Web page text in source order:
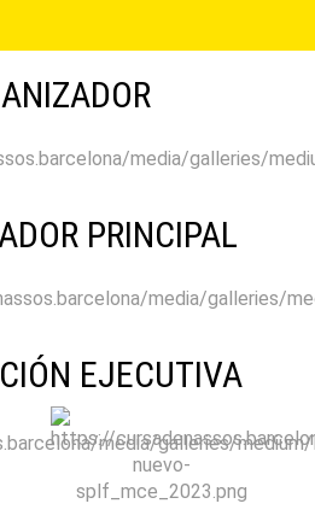
PRINCIPAL
EJECUTIVA